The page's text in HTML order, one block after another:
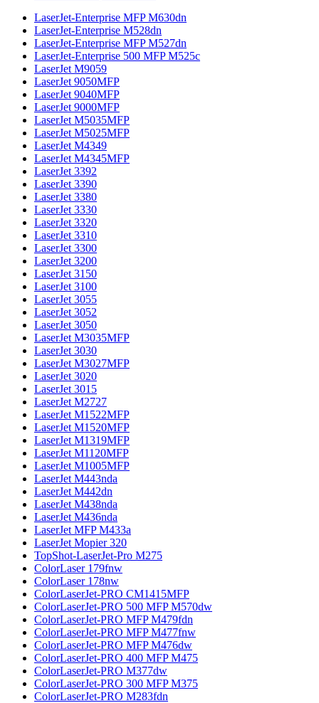
LaserJet-Enterprise MFP M630dn
LaserJet-Enterprise M528dn
LaserJet-Enterprise MFP M527dn
LaserJet-Enterprise 500 MFP M525c
LaserJet M9059
LaserJet 9050MFP
LaserJet 9040MFP
LaserJet 9000MFP
LaserJet M5035MFP
LaserJet M5025MFP
LaserJet M4349
LaserJet M4345MFP
LaserJet 3392
LaserJet 3390
LaserJet 3380
LaserJet 3330
LaserJet 3320
LaserJet 3310
LaserJet 3300
LaserJet 3200
LaserJet 3150
LaserJet 3100
LaserJet 3055
LaserJet 3052
LaserJet 3050
LaserJet M3035MFP
LaserJet 3030
LaserJet M3027MFP
LaserJet 3020
LaserJet 3015
LaserJet M2727
LaserJet M1522MFP
LaserJet M1520MFP
LaserJet M1319MFP
LaserJet M1120MFP
LaserJet M1005MFP
LaserJet M443nda
LaserJet M442dn
LaserJet M438nda
LaserJet M436nda
LaserJet MFP M433a
LaserJet Mopier 320
TopShot-LaserJet-Pro M275
ColorLaser 179fnw
ColorLaser 178nw
ColorLaserJet-PRO CM1415MFP
ColorLaserJet-PRO 500 MFP M570dw
ColorLaserJet-PRO MFP M479fdn
ColorLaserJet-PRO MFP M477fnw
ColorLaserJet-PRO MFP M476dw
ColorLaserJet-PRO 400 MFP M475
ColorLaserJet-PRO M377dw
ColorLaserJet-PRO 300 MFP M375
ColorLaserJet-PRO M283fdn